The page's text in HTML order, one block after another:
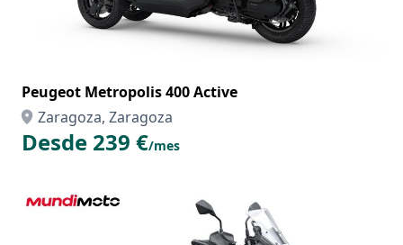
Peugeot Metropolis 400 Active
Zaragoza, Zaragoza
Desde 239 €/mes